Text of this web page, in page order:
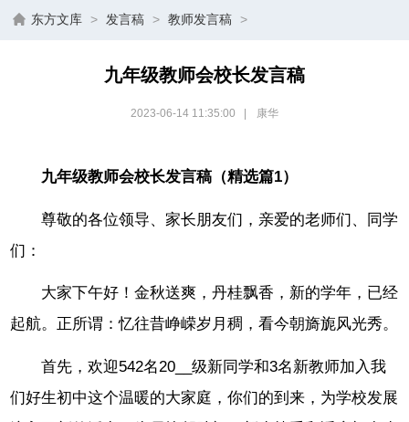
东方文库 > 发言稿 > 教师发言稿 >
九年级教师会校长发言稿
2023-06-14 11:35:00 康华
九年级教师会校长发言稿（精选篇1）
尊敬的各位领导、家长朋友们，亲爱的老师们、同学
们：
大家下午好！金秋送爽，丹桂飘香，新的学年，已经
起航。正所谓：忆往昔峥嵘岁月稠，看今朝旖旎风光秀。
首先，欢迎542名20__级新同学和3名新教师加入我
们好生初中这个温暖的大家庭，你们的到来，为学校发展